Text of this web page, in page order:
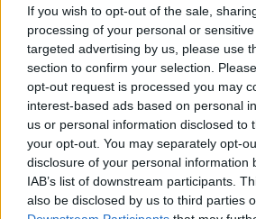
If you wish to opt-out of the sale,
processing of your personal or
targeted advertising by us, please use
section to confirm your selection.
opt-out request is processed you may
interest-based ads based on personal
us or personal information disclosed to
your opt-out. You may separately opt-
disclosure of your personal information
IAB’s list of downstream participants.
also be disclosed by us to third parties
trova spesso di fronte a scelte difficili,
traumi, dove le competenze professionali
instabilità emotive. Si è costruita una
di certezze acquisite sul campo e di una
dialogo col paziente, che in quei momenti
bisturi, anche di oneste dosi di
incoraggiamento.
Non è istintiva e fumina come Tommaso e
pacata ed equilibrata; non è comunque
avuto le sue storie, tutte prive di rimpianti
sostanzialmente appagata della sua vita